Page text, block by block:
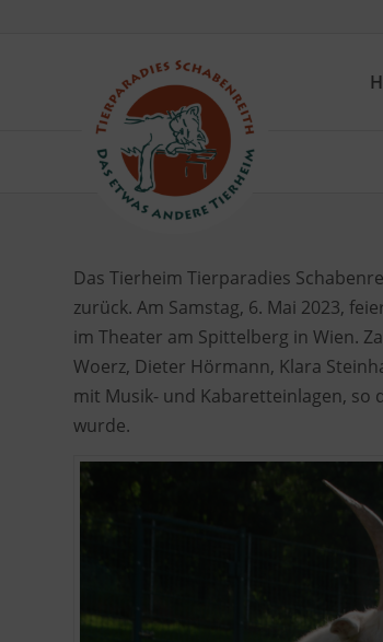
Das Tierheim Tierparadies
zurück. Am Samstag, 6. Mai 2023,
im Theater am Spittelberg in Wien.
Woerz, Dieter Hörmann, Klara
mit Musik- und Kabaretteinlagen, so
wurde.